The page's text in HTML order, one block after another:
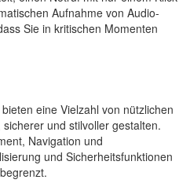
Aufnahme von Audio-
Sie in kritischen Momenten
eine Vielzahl von nützlichen
und stilvoller gestalten.
Navigation und
und Sicherheitsfunktionen